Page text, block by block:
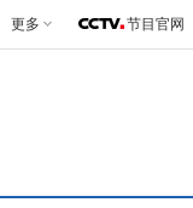
更多 节目官网